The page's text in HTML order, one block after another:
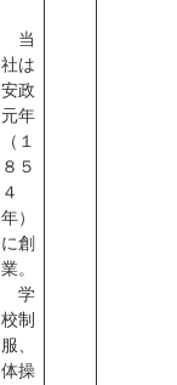
当
社は
安政
元年
（１
８５
４
年）
に創
業。
学
校制
服、
体操